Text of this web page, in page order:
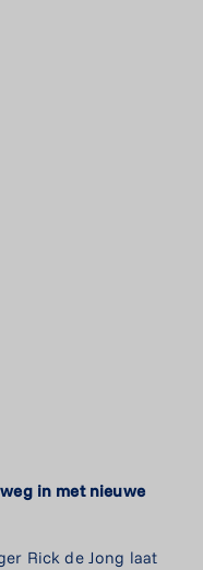
weg in met nieuwe
Rick de Jong laat